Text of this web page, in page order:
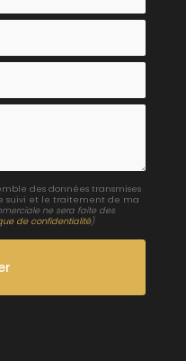
des données transmises
suivi et le traitement de ma
ne sera faite des
de confidentialité)